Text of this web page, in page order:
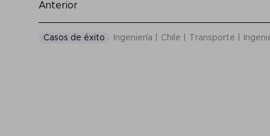
Anterior
Casos de éxito Ingeniería Chile Transporte